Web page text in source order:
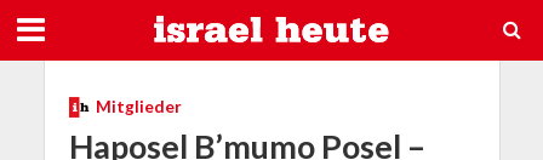
Mitglieder
Haposel B’mumo Posel –